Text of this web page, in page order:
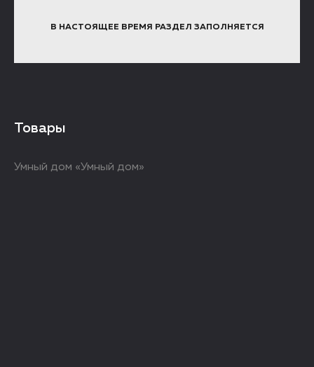
В НАСТОЯЩЕЕ ВРЕМЯ РАЗДЕЛ ЗАПОЛНЯЕТСЯ
Товары
Умный дом «Умный дом»